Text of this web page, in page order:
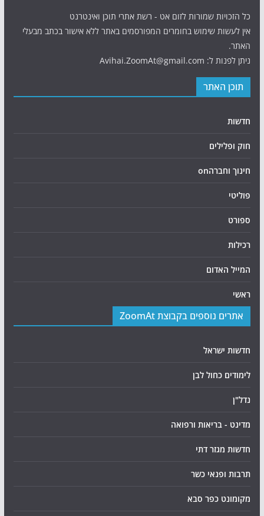
כל הזכויות שמורות לזום אט - רשת אתרי תוכן ואינטרנט
אין לעשות שימוש בחומרים המפורסמים באתר ללא אישור בכתב מבעלי
האתר.
ניתן לפנות ל: Avihai.ZoomAt@gmail.com
תוכן האתר
חדשות
חוק ופלילים
חינוך וחברהon
פוליטי
ספורט
רכילות
המייל האדום
ראשי
אתרים נוספים בקבוצת ZoomAt
חדשות ישראל
לימודים כחול לבן
נדל"ן
מדינט - בריאות ורפואה
חדשות מגזר דתי
תרבות ופנאי כשר
מקומונט כפר סבא